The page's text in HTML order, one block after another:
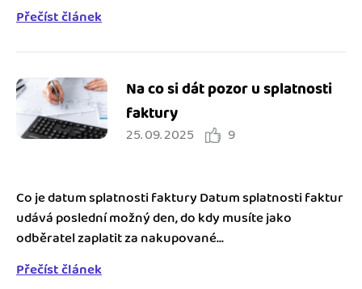
Přečíst článek
Na co si dát pozor u splatnosti
faktury
25. 09. 2025 9
Co je datum splatnosti faktury Datum splatnosti faktur
udává poslední možný den, do kdy musíte jako
odběratel zaplatit za nakupované...
Přečíst článek